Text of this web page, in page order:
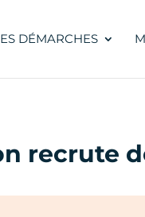
DÉMARCHES
recrute